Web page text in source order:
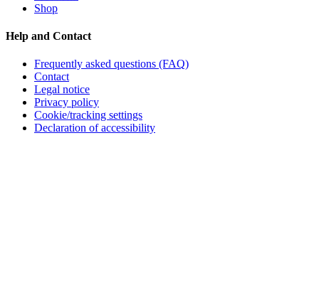
Shop
Help and Contact
Frequently asked questions (FAQ)
Contact
Legal notice
Privacy policy
Cookie/tracking settings
Declaration of accessibility